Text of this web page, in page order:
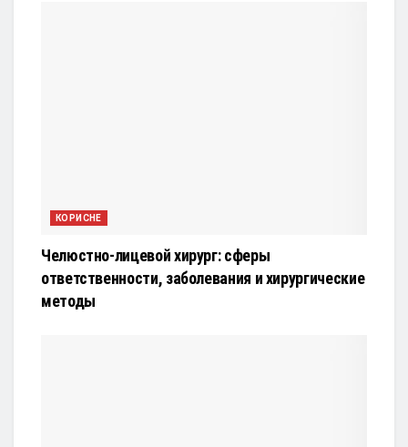
КОРИСНЕ
Челюстно-лицевой хирург: сферы
ответственности, заболевания и хирургические
методы